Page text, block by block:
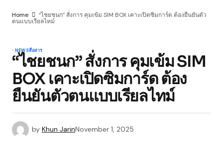
Home
“ไชยชนก” สั่งการ คุมเข้ม SIM BOX เคาะเปิดซิมการ์ด ต้องยืนยันตัว
ตนแบบเรียลไทม์
NEWSสื่อสาร
“ไชยชนก” สั่งการ คุมเข้ม SIM
BOX เคาะเปิดซิมการ์ด ต้อง
ยืนยันตัวตนแบบเรียลไทม์
by Khun JarinNovember 1, 2025